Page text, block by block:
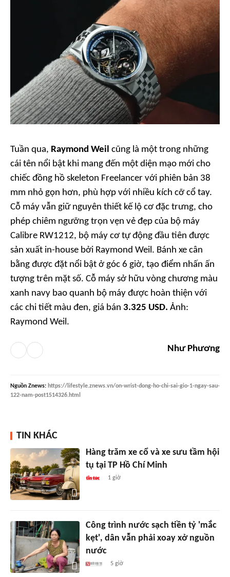
Tuần qua, Raymond Weil cũng là một trong những
cái tên nổi bật khi mang đến một diện mạo mới cho
chiếc đồng hồ skeleton Freelancer với phiên bản 38
mm nhỏ gọn hơn, phù hợp với nhiều kích cỡ cổ tay.
Cỗ máy vẫn giữ nguyên thiết kế lộ cơ đặc trưng, cho
phép chiêm ngưỡng trọn vẹn vẻ đẹp của bộ máy
Calibre RW1212, bộ máy cơ tự động đầu tiên được
sản xuất in-house bởi Raymond Weil. Bánh xe cân
bằng được đặt nổi bật ở góc 6 giờ, tạo điểm nhấn ấn
tượng trên mặt số. Cỗ máy sở hữu vòng chương màu
xanh navy bao quanh bộ máy được hoàn thiện với
các chi tiết màu đen, giá bán 3.325 USD. Ảnh:
Raymond Weil.
Như Phương
Nguồn Znews: https://lifestyle.znews.vn/on-wrist-dong-ho-chi-sai-gio-1-ngay-sau-
122-nam-post1514326.html
TIN KHÁC
Hàng trăm xe cổ và xe sưu tầm hội
tụ tại TP Hồ Chí Minh
1 giờ
Công trình nước sạch tiền tỷ 'mắc
kẹt', dân vẫn phải xoay xở nguồn
nước
5 giờ